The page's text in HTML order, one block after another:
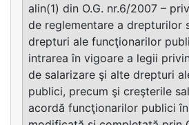
alin(1) din O.G. nr.6/2007 –
de reglementare a drepturilor
drepturi ale funcţionarilor
intrarea în vigoare a legii
de salarizare şi alte drepturi
publici, precum şi creşterile
acordă funcţionarilor publici